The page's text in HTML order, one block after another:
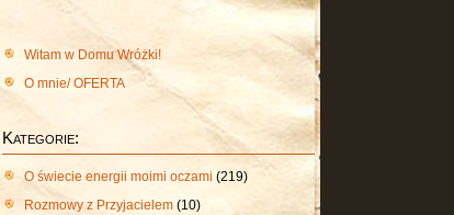
Witam w Domu Wróżki!
O mnie/ OFERTA
Kategorie:
O świecie energii moimi oczami (219)
Rozmowy z Przyjacielem (10)